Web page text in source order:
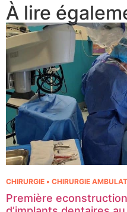
À lire
Première
CHIRURGIE • CHIRURGIE